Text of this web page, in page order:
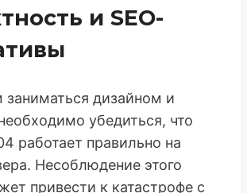
и SEO-
дизайном и
убедиться, что
работает правильно на
Несоблюдение этого
привести к катастрофе с